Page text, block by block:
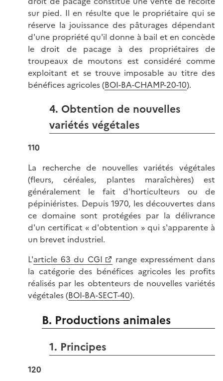
sur pied. Il en résulte que le propriétaire qui se
réserve la jouissance des pâturages dépendant
d'une propriété qu'il donne à bail et en concède
le droit de pacage à des propriétaires de
troupeaux de moutons est considéré comme
exploitant et se trouve imposable au titre des
bénéfices agricoles (BOI-BA-CHAMP-20-10).
4. Obtention de nouvelles
variétés végétales
110
La recherche de nouvelles variétés végétales
(fleurs, céréales, plantes maraîchères) est
généralement le fait d'horticulteurs ou de
pépiniéristes. Depuis 1970, les découvertes dans
ce domaine sont protégées par la délivrance
d'un certificat « d'obtention » qui s'apparente à
un brevet industriel.
L'article 63 du CGI
range expressément dans
la catégorie des bénéfices agricoles les profits
réalisés par les obtenteurs de nouvelles variétés
végétales (BOI-BA-SECT-40).
B. Productions animales
1. Principes
120